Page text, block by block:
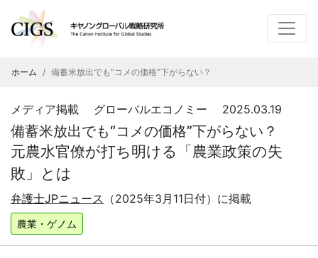
ホーム 備蓄米放出でも“コメの価格”下がらない？
メディア掲載 グローバルエコノミー 2025.03.19
備蓄米放出でも“コメの価格”下がらない？
元農水官僚が打ち明ける「農業政策の失
敗」とは
弁護士JPニュース （2025年3月 11日付）に掲載
農業・ゲノム